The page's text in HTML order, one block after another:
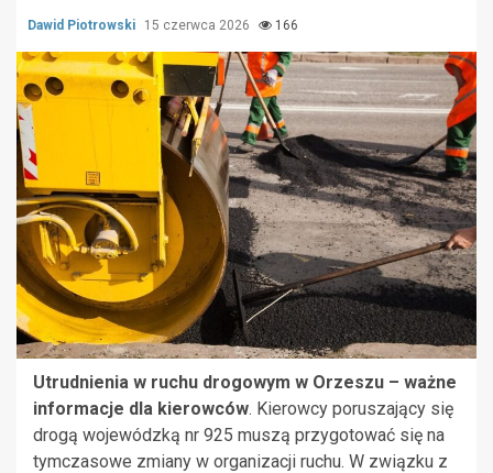
Dawid Piotrowski 15 czerwca 2026 166
Utrudnienia w ruchu drogowym w Orzeszu – ważne
informacje dla kierowców. Kierowcy poruszający się
drogą wojewódzką nr 925 muszą przygotować się na
tymczasowe zmiany w organizacji ruchu. W związku z